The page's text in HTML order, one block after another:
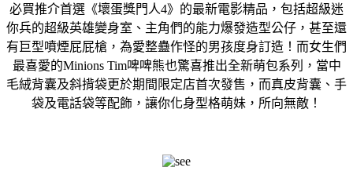
必買推介首選《壞蛋獎門人4》的最新電影精品，包括超級迷
你兵的超級英雄變身室、主角們的能力爆發造型公仔，甚至還
有巨型噴煙屁屁槍，為愛整蠱作怪的男孩度身訂造！而女生們
最喜愛的Minions Tim啤啤熊也驚喜推出全新萌包系列，當中
毛絨背囊及斜揹袋更於期間限定店首次發售，而真皮背囊、手
袋及電話袋等配飾，讓你化身型格萌妹，所向無敵！